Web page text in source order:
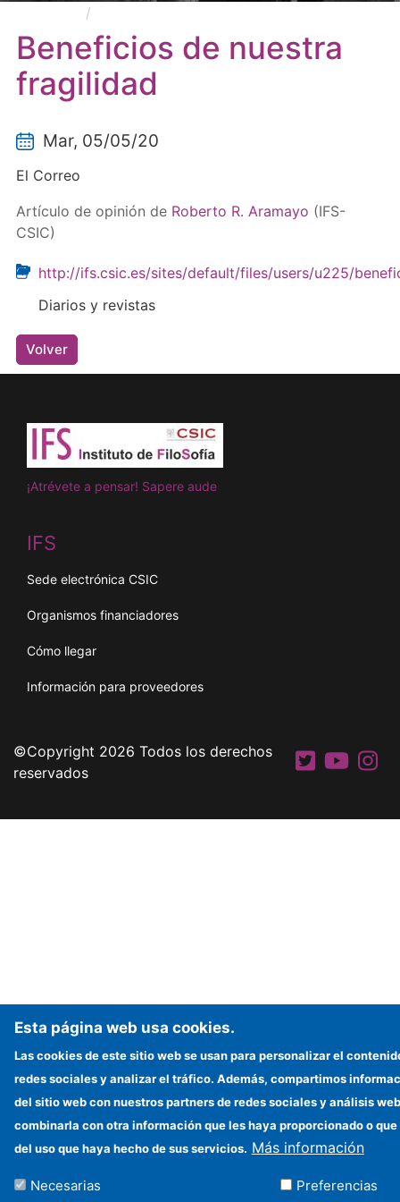
Beneficios de nuestra
fragilidad
Mar, 05/05/20
El Correo
Artículo de opinión de Roberto R. Aramayo (IFS-
CSIC)
http://ifs.csic.es/sites/default/files/users/u225/
Diarios y revistas
Volver
¡Atrévete a pensar! Sapere aude
IFS
Sede electrónica CSIC
Organismos financiadores
Cómo llegar
Información para proveedores
©Copyright 2026 Todos los derechos
reservados
Esta página web usa cookies.
Las cookies de este sitio web se usan para personalizar el
redes sociales y analizar el tráfico. Además, compartimos
del sitio web con nuestros partners de redes sociales y análisis
combinarla con otra información que les haya proporcionado o
del uso que haya hecho de sus servicios. Más información
Necesarias Preferencias